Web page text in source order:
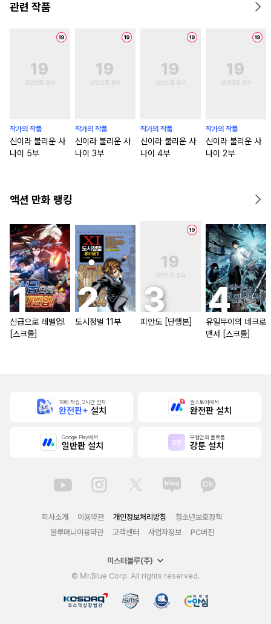
관련 작품
작가의 작품
신이라 불리운 사
나이 5부
작가의 작품
신이라 불리운 사
나이 3부
작가의 작품
신이라 불리운 사
나이 4부
작가의 작품
신이라 불리운 사
나이 2부
액션 만화 랭킹
신급으로 레벨업!
[스크롤]
도시정벌 11부 피안도 [단행본]
유일무이의 네크로
맨서 [스크롤]
10배 적립, 2시간 먼저
완전판+ 설치
원스토어에서
완전판 설치
Google Play에서
일반판 설치
무협만화 플랫폼
강툰 설치
회사소개 이용약관 개인정보처리방침
청소년보호정책
블루머니이용약관
고객센터 사업자정보 PC버전
미스터블루(주)
© Mr.Blue Corp. All rights reserved.